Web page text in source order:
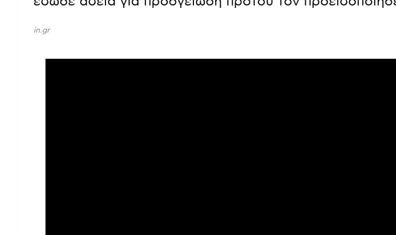
in.gr